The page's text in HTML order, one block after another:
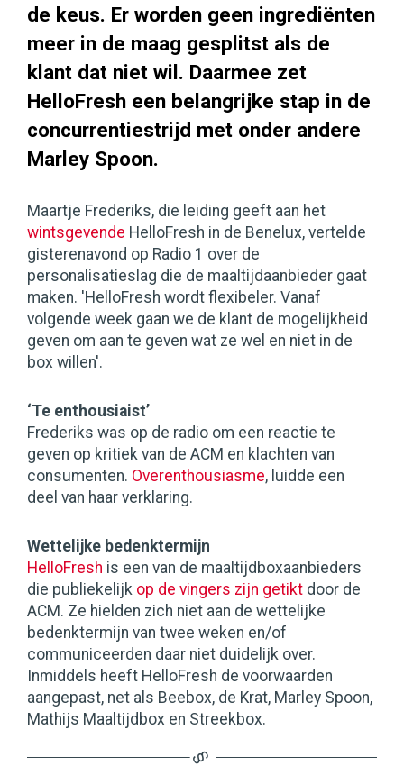
de keus. Er worden geen ingrediënten
meer in de maag gesplitst als de
klant dat niet wil. Daarmee zet
HelloFresh een belangrijke stap in de
concurrentiestrijd met onder andere
Marley Spoon.
Maartje Frederiks, die leiding geeft aan het
wintsgevende HelloFresh in de Benelux, vertelde
gisterenavond op Radio 1 over de
personalisatieslag die de maaltijdaanbieder gaat
maken. 'HelloFresh wordt flexibeler. Vanaf
volgende week gaan we de klant de mogelijkheid
geven om aan te geven wat ze wel en niet in de
box willen'.
‘Te enthousiaist’
Frederiks was op de radio om een reactie te
geven op kritiek van de ACM en klachten van
consumenten. Overenthousiasme, luidde een
deel van haar verklaring.
Wettelijke bedenktermijn
HelloFresh is een van de maaltijdboxaanbieders
die publiekelijk op de vingers zijn getikt door de
ACM. Ze hielden zich niet aan de wettelijke
bedenktermijn van twee weken en/of
communiceerden daar niet duidelijk over.
Inmiddels heeft HelloFresh de voorwaarden
aangepast, net als Beebox, de Krat, Marley Spoon,
Mathijs Maaltijdbox en Streekbox.